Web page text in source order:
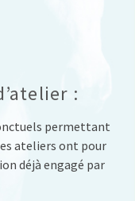
:
permettant
ateliers ont pour
déjà engagé par